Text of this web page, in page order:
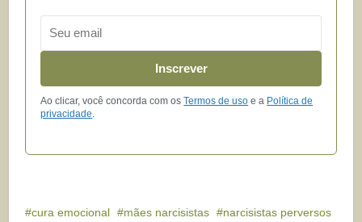
Inscrever
Ao clicar, você concorda com osTermos de uso e a Política de
privacidade.
cura emocional mães narcisistas
narcisistas perversos